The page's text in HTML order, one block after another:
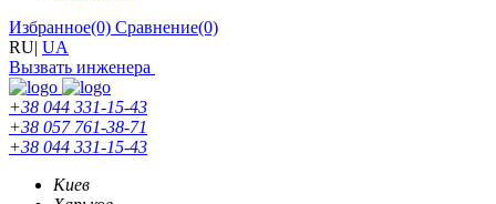
Избранное(0) Сравнение(0)
RU| UA
Вызвать инженера
+38 044 331-15-43
+38 057 761-38-71
+38 044 331-15-43
Киев